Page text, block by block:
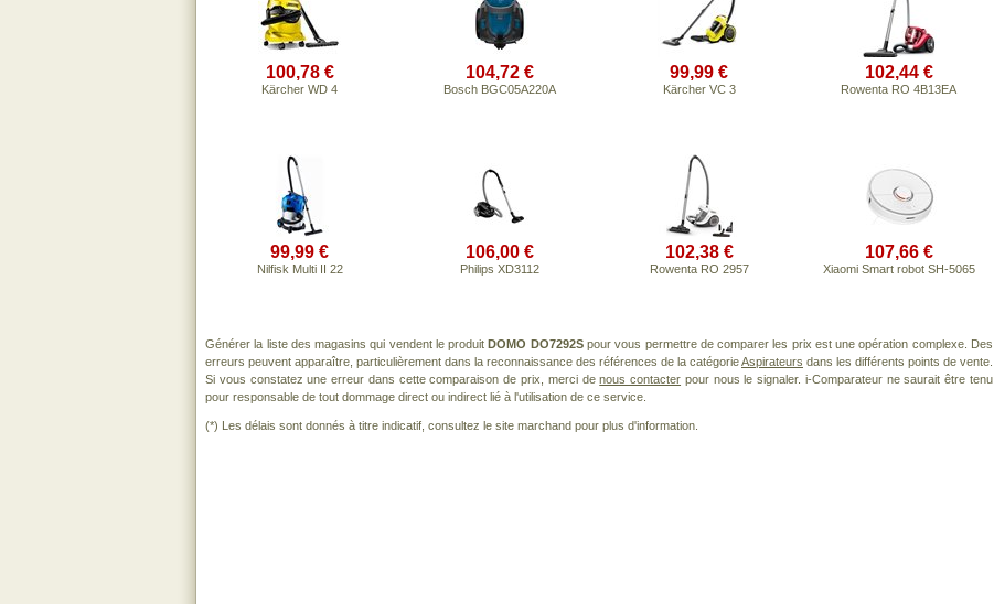
100,78 €
Kärcher WD 4
104,72 €
Bosch BGC05A220A
99,99 €
Kärcher VC 3
102,44 €
Rowenta RO 4B13EA
99,99 €
Nilfisk Multi II 22
106,00 €
Philips XD3112
102,38 €
Rowenta RO 2957
107,66 €
Xiaomi Smart robot SH-5065
Générer la liste des magasins qui vendent le produitDOMO DO7292Spour vous permettre de comparer les prix est une opération complexe. Des
erreurs peuvent apparaître, particulièrement dans la reconnaissance des références de la catégorieAspirateurs dans les différents points de vente.
Si vous constatez une erreur dans cette comparaison de prix, merci denous contacter pour nous le signaler. i-Comparateur ne saurait être tenu
pour responsable de tout dommage direct ou indirect lié à l'utilisation de ce service.
(*) Les délais sont donnés à titre indicatif, consultez le site marchand pour plus d'information.